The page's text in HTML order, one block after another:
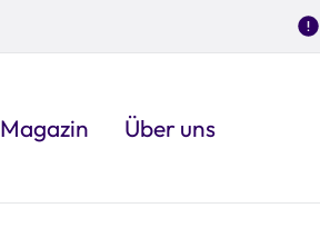
Magazin Über uns